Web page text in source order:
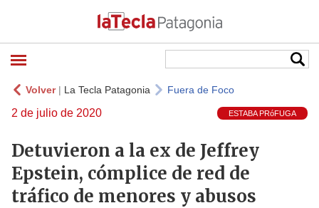
Volver| La Tecla Patagonia Fuera de Foco
2 de julio de 2020 ESTABA PRóFUGA
Detuvieron a la ex de Jeffrey
Epstein, cómplice de red de
tráfico de menores y abusos